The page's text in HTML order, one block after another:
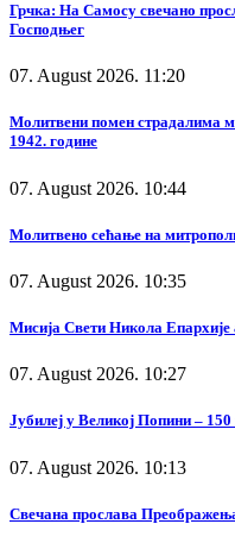
Грчка: На Самосу свечано
Господњег
07. August 2026. 11:20
Молитвени помен страдалима
1942. године
07. August 2026. 10:44
Молитвено сећање на
07. August 2026. 10:35
Мисија Свети Никола Епархије
07. August 2026. 10:27
Јубилеј у Великој Попини –
07. August 2026. 10:13
Свечана прослава